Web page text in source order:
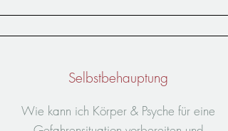
Selbstbehauptung
Wie kann ich Körper & Psyche für eine